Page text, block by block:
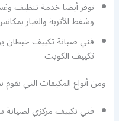
نوفر أيضا خدمة تنظيف
وشفط الأتربة والغبار
فني صيانة تكييف خيطان
تكييف الكويت
ومن أنواع المكيفات التي نقوم
فني تكييف مركزي